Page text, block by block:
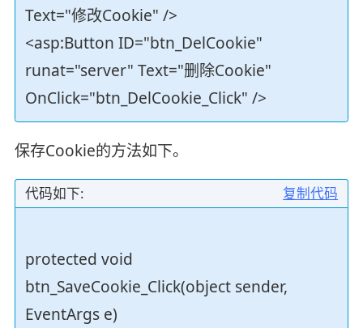
Text="修改Cookie" />
<asp:Button ID="btn_DelCookie"
runat="server" Text="删除Cookie"
OnClick="btn_DelCookie_Click" />
保存Cookie的方法如下。
复制代码
代码如下:
protected void
btn_SaveCookie_Click(object sender,
EventArgs e)